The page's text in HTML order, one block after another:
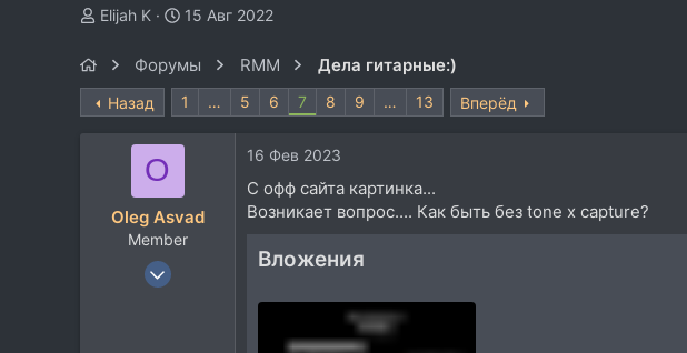
А
р
т
Elijah K
Д
а
н
а
15 Авг 2022
Форумы RMM Дела гитарные:)
Назад 1 … 5 6 7 8 9 … 13 Вперёд
O
Oleg Asvad
Member
22 Янв 2019
16 Фев 2023
С офф сайта картинка...
Возникает вопрос.... Как быть без tone x capture?
Вложения